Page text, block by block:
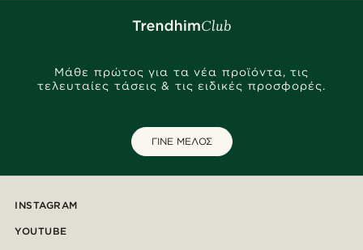
Μάθε πρώτος για τα νέα προϊόντα, τις
τελευταίες τάσεις & τις ειδικές προσφορές.
ΓΙΝΕ ΜΕΛΟΣ
INSTAGRAM
YOUTUBE